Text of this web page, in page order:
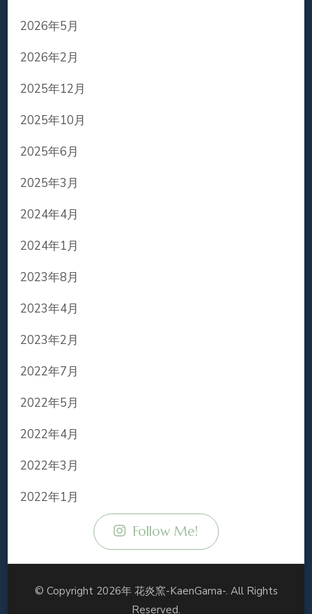
2026年5月
2026年2月
2025年12月
2025年10月
2025年6月
2025年3月
2024年4月
2024年1月
2023年8月
2023年4月
2023年2月
2022年7月
2022年5月
2022年4月
2022年3月
2022年1月
Follow Me!
© Copyright 2026年 花炎窯-KaenGama-. All Rights
Reserved.